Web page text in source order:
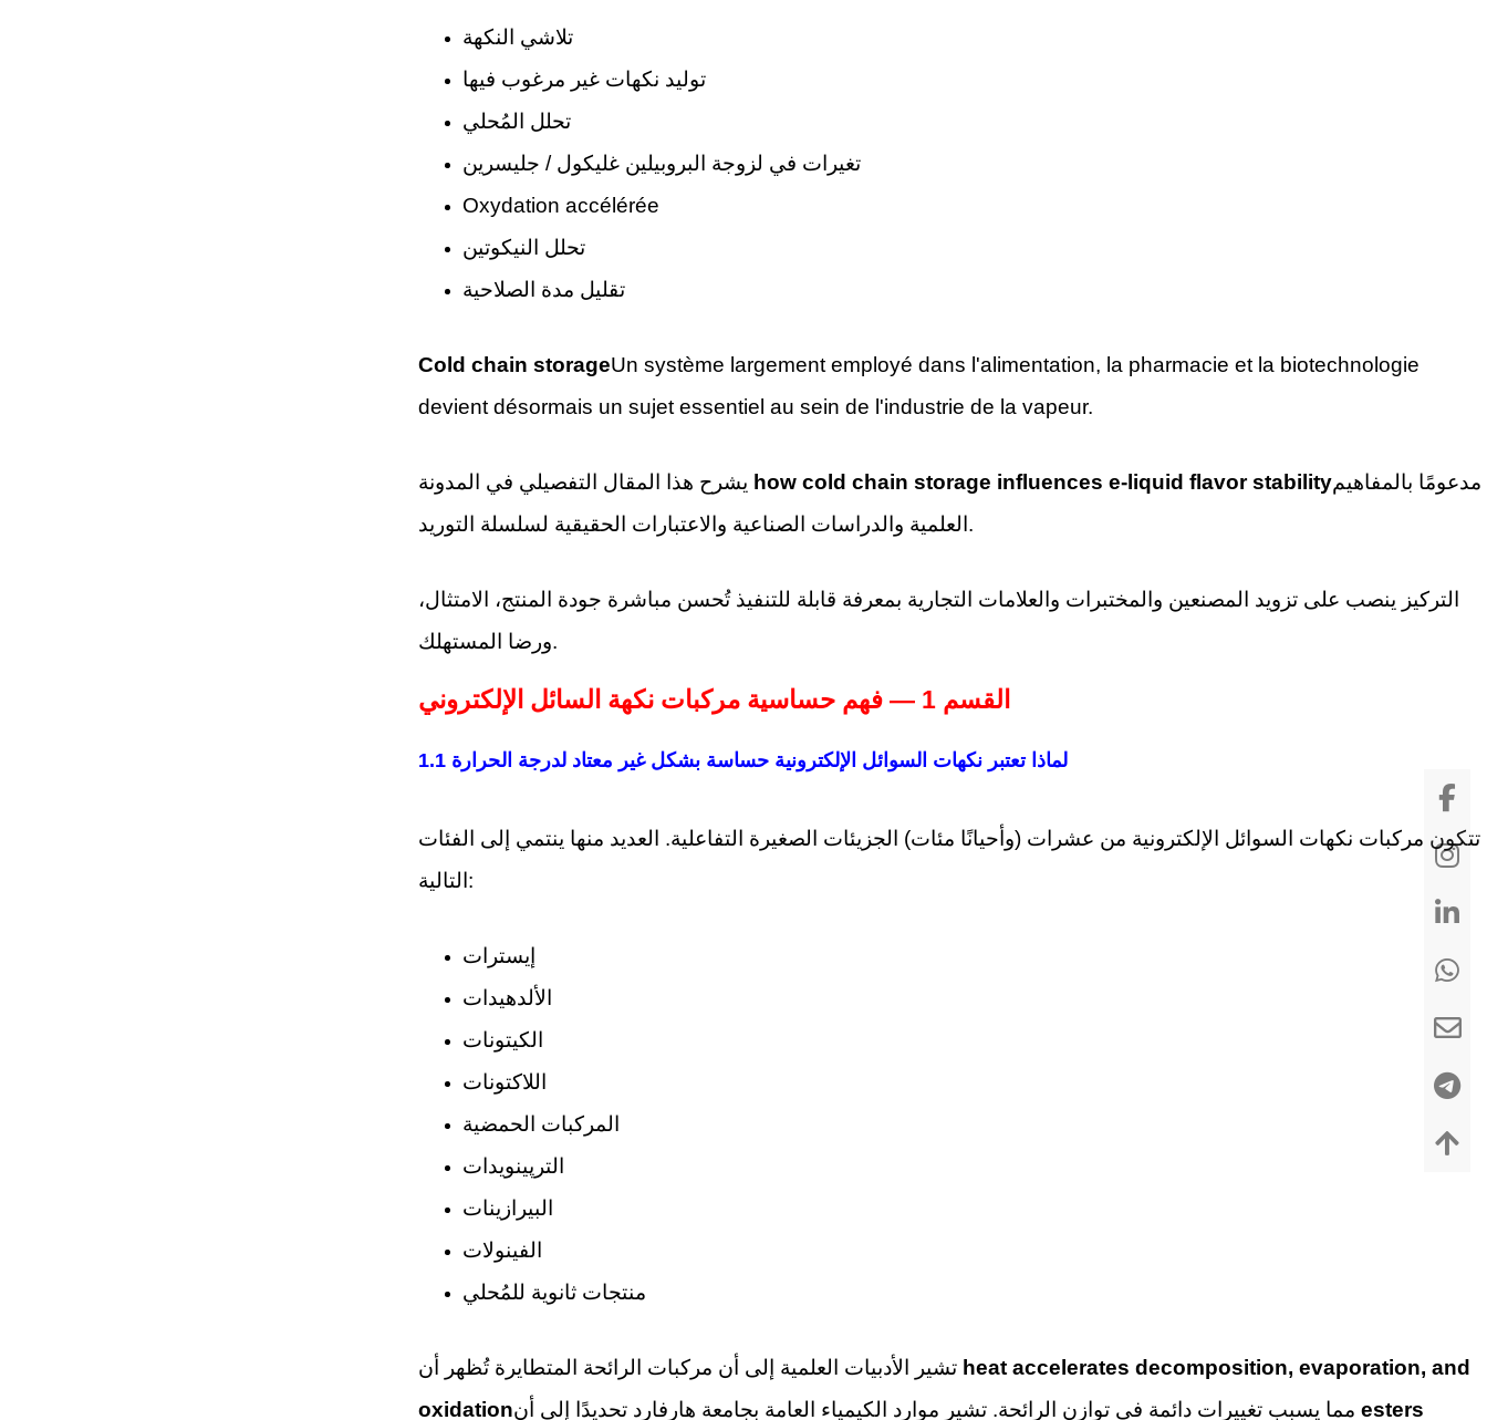
تلاشي النكهة
توليد نكهات غير مرغوب فيها
تحلل المُحلي
تغيرات في لزوجة البروبيلين غليكول / جليسرين
Oxydation accélérée
تحلل النيكوتين
تقليل مدة الصلاحية
Cold chain storageUn système largement employé dans l'alimentation, la pharmacie et la biotechnologie
devient désormais un sujet essentiel au sein de l'industrie de la vapeur.
how cold chain storage influences e-liquid flavor stabilityمدعومًا بالمفاهيم
العلمية والدراسات الصناعية والاعتبارات الحقيقية لسلسلة التوريد.
التركيز ينصب على تزويد المصنعين والمختبرات والعلامات التجارية بمعرفة قابلة للتنفيذ تُحسن مباشرة جودة المنتج، الامتثال،
ورضا المستهلك.
القسم 1 — فهم حساسية مركبات نكهة السائل الإلكتروني
1.1 لماذا تعتبر نكهات السوائل الإلكترونية حساسة بشكل غير معتاد لدرجة الحرارة
تتكون مركبات نكهات السوائل الإلكترونية من عشرات (وأحيانًا مئات) الجزيئات الصغيرة التفاعلية. العديد منها ينتمي إلى الفئات
التالية:
إيسترات
الألدهيدات
الكيتونات
اللاكتونات
المركبات الحمضية
الترپينويدات
البيرازينات
الفينولات
منتجات ثانوية للمُحلي
تشير الأدبيات العلمية إلى أن مركبات الرائحة المتطايرة تُظهر أن heat accelerates decomposition, evaporation, and
oxidation
esters